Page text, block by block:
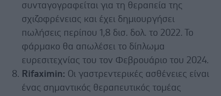
συνταγογραφείται για τη θεραπεία της
σχιζοφρένειας και έχει δημιουργήσει
πωλήσεις περίπου 1,8 δισ. δολ. το 2022. Το
φάρμακο θα απωλέσει το δίπλωμα
ευρεσιτεχνίας του τον Φεβρουάριο του 2024.
Rifaximin: Οι γαστρεντερικές ασθένειες είναι
ένας σημαντικός θεραπευτικός τομέας